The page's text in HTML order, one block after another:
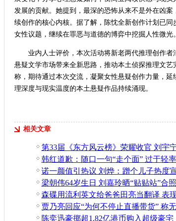
发展的贡献。她提到，最深的恐怖从来不是外在凶
续创作的核心内核。据了解，陈忱全新创作计划已
女性议题，继续在罪恶与道德的博弈中挖掘人性微光。
业内人士评价，本次活动将新老两代推理创作者
悬疑文学市场带来全新思路，推动本土侦探推理文
称，期待通过本次交流，凝聚女性悬疑创作力量，
理深度与现实温度的本土悬疑作品持续涌现。
相关文章